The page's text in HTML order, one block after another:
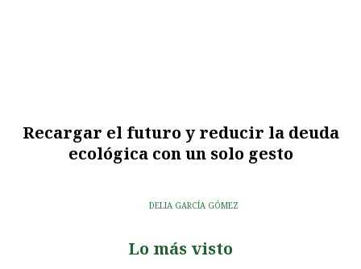
Recargar el futuro y reducir la deuda
ecológica con un solo gesto
DELIA GARCÍA GÓMEZ
Lo más visto